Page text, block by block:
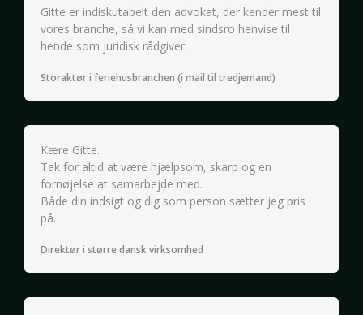
Gitte er indiskutabelt den advokat, der kender mest til
vores branche, så vi kan med sindsro henvise til
hende som juridisk rådgiver.
Storaktør i feriehusbranchen (i mail til tredjemand)
Kære Gitte.
Tak for altid at være hjælpsom, skarp og en
fornøjelse at samarbejde med.
Både din indsigt og dig som person sætter jeg pris
på.
Direktør i større dansk virksomhed